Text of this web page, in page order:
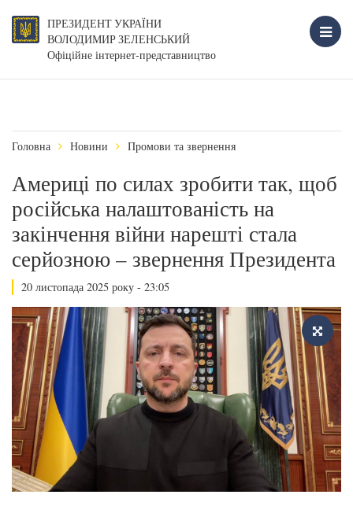
ПРЕЗИДЕНТ УКРАЇНИ
ВОЛОДИМИР ЗЕЛЕНСЬКИЙ
Офіційне інтернет-представництво
Головна Новини Промови та звернення
Америці по силах зробити так, щоб
російська налаштованість на
закінчення війни нарешті стала
серйозною – звернення Президента
20 листопада 2025 року - 23:05